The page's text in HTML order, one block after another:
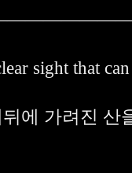
sight that
에 가려진 산